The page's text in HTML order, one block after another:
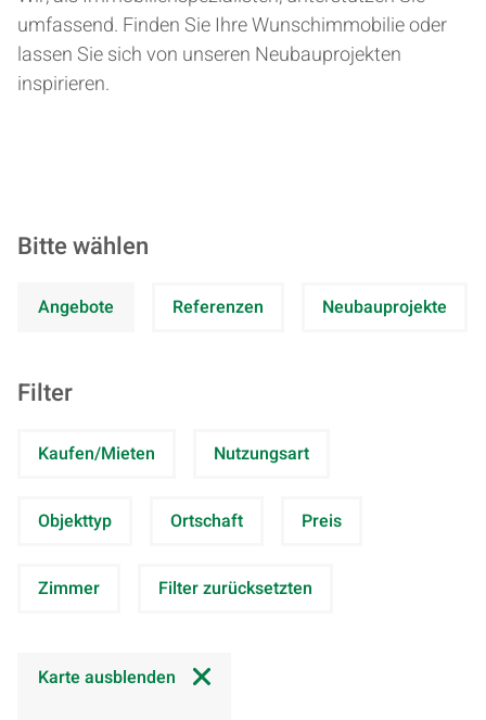
umfassend. Finden Sie Ihre Wunschimmobilie oder
lassen Sie sich von unseren Neubauprojekten
inspirieren.
Bitte wählen
Angebote Referenzen Neubauprojekte
Filter
Kaufen/Mieten Nutzungsart
Objekttyp Ortschaft Preis
Zimmer Filter zurücksetzten
Karte ausblenden